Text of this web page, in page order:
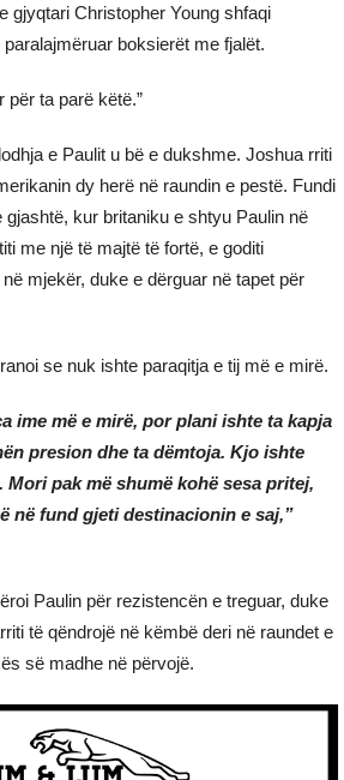
gjyqtari Christopher Young shfaqi
boksierët me fjalët.
për ta parë këtë.”
e Paulit u bë e dukshme. Joshua rriti
dy herë në raundin e pestë. Fundi
gjashtë, kur britaniku e shtyu Paulin në
me një të majtë të fortë, e goditi
mjekër, duke e dërguar në tapet për
se nuk ishte paraqitja e tij më e mirë.
ime më e mirë, por plani ishte ta kapja
presion dhe ta dëmtoja. Kjo ishte
Mori pak më shumë kohë sesa pritej,
në fund gjeti destinacionin e saj,”
Paulin për rezistencën e treguar, duke
të qëndrojë në këmbë deri në raundet e
së madhe në përvojë.